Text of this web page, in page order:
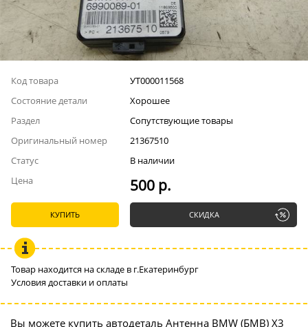
Код товара
УТ000011568
Состояние детали
Хорошее
Раздел
Сопутствующие товары
Оригинальный номер
21367510
Статус
В наличии
Цена
500 р.
КУПИТЬ СКИДКА
Товар находится на складе в г.Екатеринбург
Условия доставки и оплаты
Вы можете купить автодеталь Антенна BMW (БМВ) X3